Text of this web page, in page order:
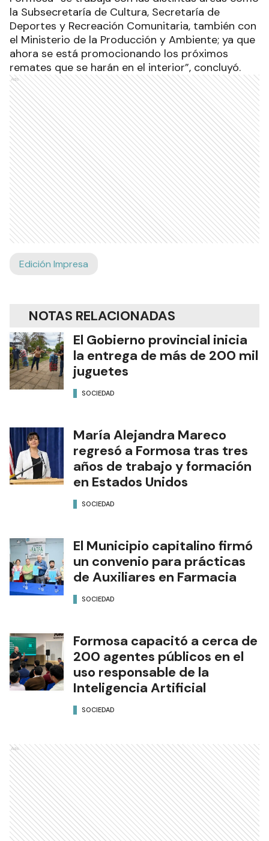
la Subsecretaría de Cultura, Secretaría de
Deportes y Recreación Comunitaria, también con
el Ministerio de la Producción y Ambiente; ya que
ahora se está promocionando los próximos
remates que se harán en el interior”, concluyó.
Ads
Edición Impresa
NOTAS RELACIONADAS
El Gobierno provincial inicia
la entrega de más de 200 mil
juguetes
SOCIEDAD
María Alejandra Mareco
regresó a Formosa tras tres
años de trabajo y formación
en Estados Unidos
SOCIEDAD
El Municipio capitalino firmó
un convenio para prácticas
de Auxiliares en Farmacia
SOCIEDAD
Formosa capacitó a cerca de
200 agentes públicos en el
uso responsable de la
Inteligencia Artificial
SOCIEDAD
Ads